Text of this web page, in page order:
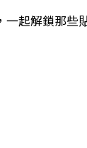
一起解鎖那